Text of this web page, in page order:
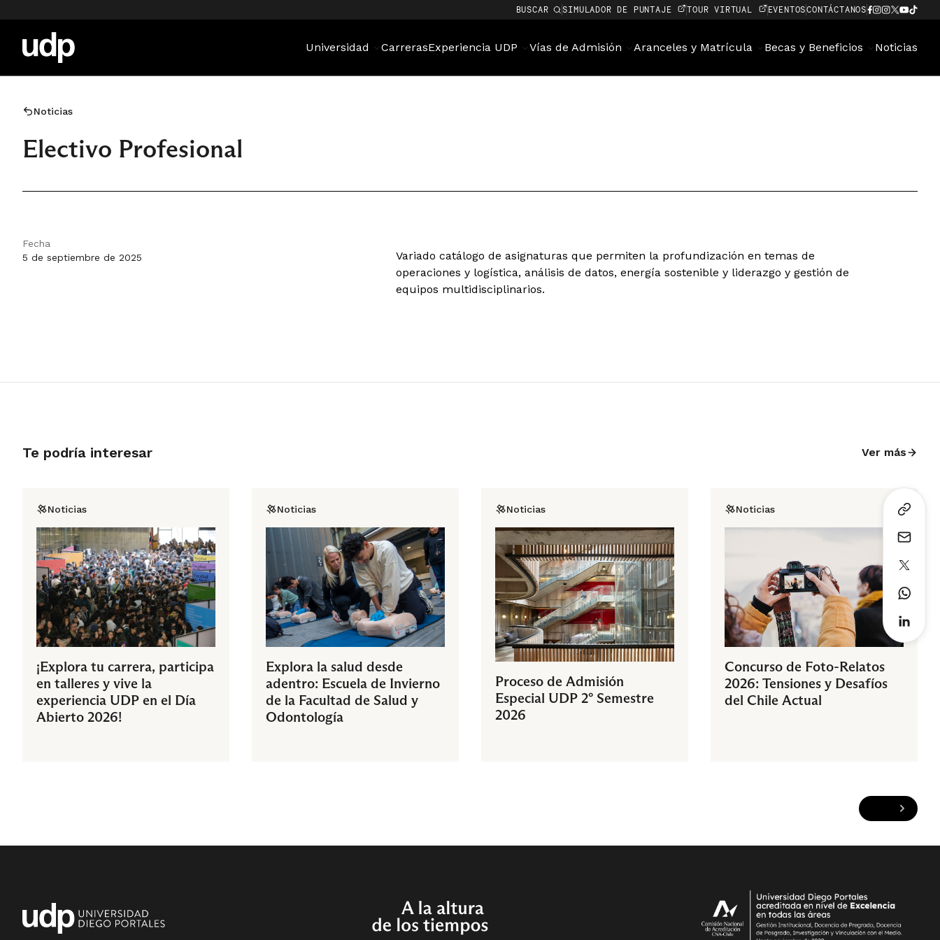
BUSCAR SIMULADOR DE PUNTAJE TOUR VIRTUAL EVENTOSCONTÁCTANOS
Universidad CarrerasExperiencia UDP Vías de Admisión Aranceles y Matrícula Becas y Beneficios Noticias
Noticias
Electivo Profesional
Fecha
5 de septiembre de 2025
Variado catálogo de asignaturas que permiten la profundización en temas de
operaciones y logística, análisis de datos, energía sostenible y liderazgo y gestión de
equipos multidisciplinarios.
Te podría interesar Ver más
Noticias
¡Explora tu carrera, participa
en talleres y vive la
experiencia UDP en el Día
Abierto 2026!
Noticias
Explora la salud desde
adentro: Escuela de Invierno
de la Facultad de Salud y
Odontología
Noticias
Proceso de Admisión
Especial UDP 2° Semestre
2026
Noticias
Concurso de Foto-Relatos
2026: Tensiones y Desafíos
del Chile Actual